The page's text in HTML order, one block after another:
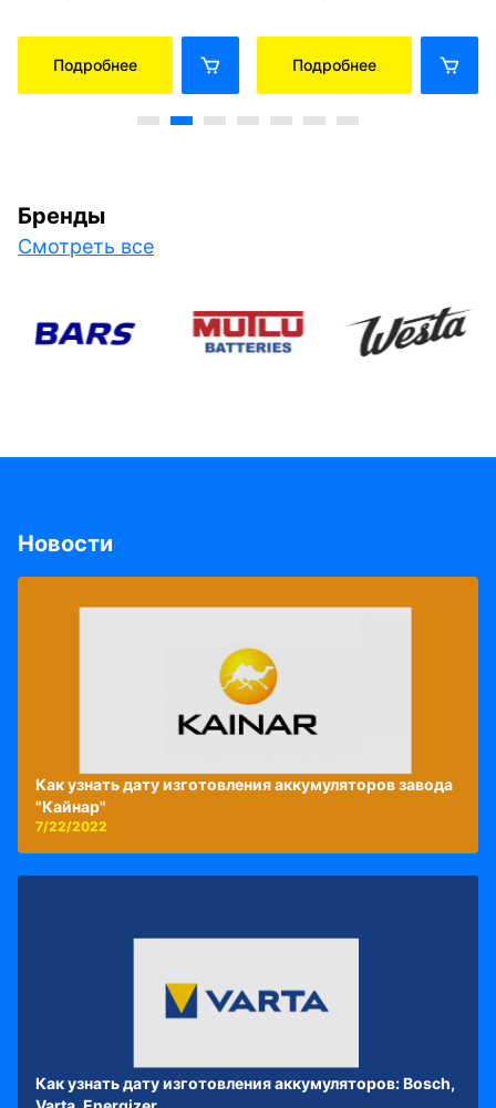
Подробнее Подробнее
Бренды
Смотреть все
Новости
Как узнать дату изготовления аккумуляторов завода
"Кайнар"
7/22/2022
Как узнать дату изготовления аккумуляторов: Bosch,